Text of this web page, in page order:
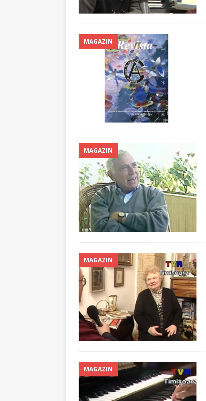
MAGAZIN
MAGAZIN
MAGAZIN
MAGAZIN